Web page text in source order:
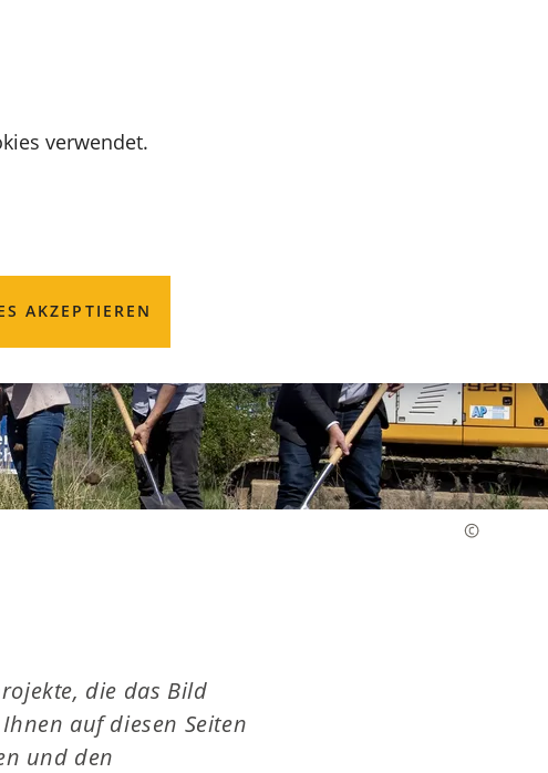
verwendet.
AKZEPTIEREN
die das Bild
auf diesen Seiten
und den